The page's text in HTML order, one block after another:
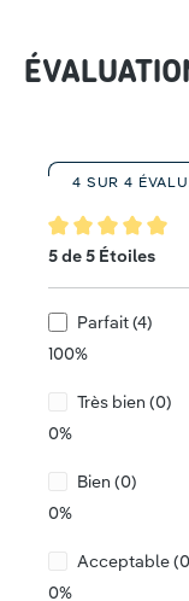
4 SUR 4
Note moyenne
5 de 5 Étoiles
Parfait (4)
100%
Très bien (0)
0%
Bien (0)
0%
Acceptable
0%